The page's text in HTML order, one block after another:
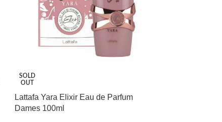
SOLD
OUT
Lattafa Yara Elixir Eau de Parfum
Dames 100ml